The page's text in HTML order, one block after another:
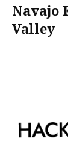
Navajo
Valley